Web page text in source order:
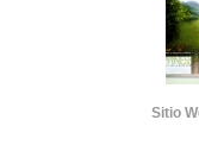
Sitio